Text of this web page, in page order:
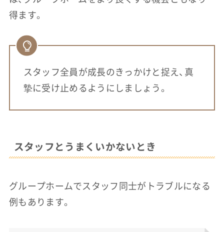
得ます。
スタッフ全員が成長のきっかけと捉え、真
摯に受け止めるようにしましょう。
スタッフとうまくいかないとき
グループホームでスタッフ同士がトラブルになる
例もあります。